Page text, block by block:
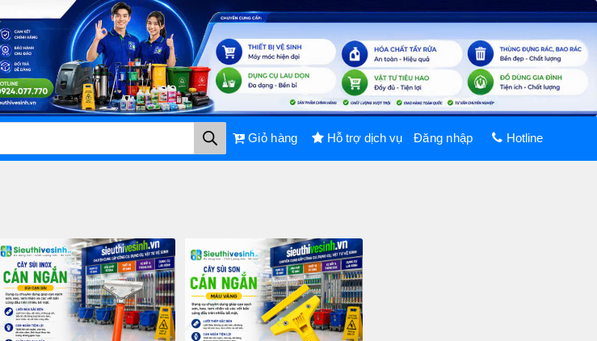
Giỏ hàng Hỗ trợ dịch vụ Đăng nhập Hotline